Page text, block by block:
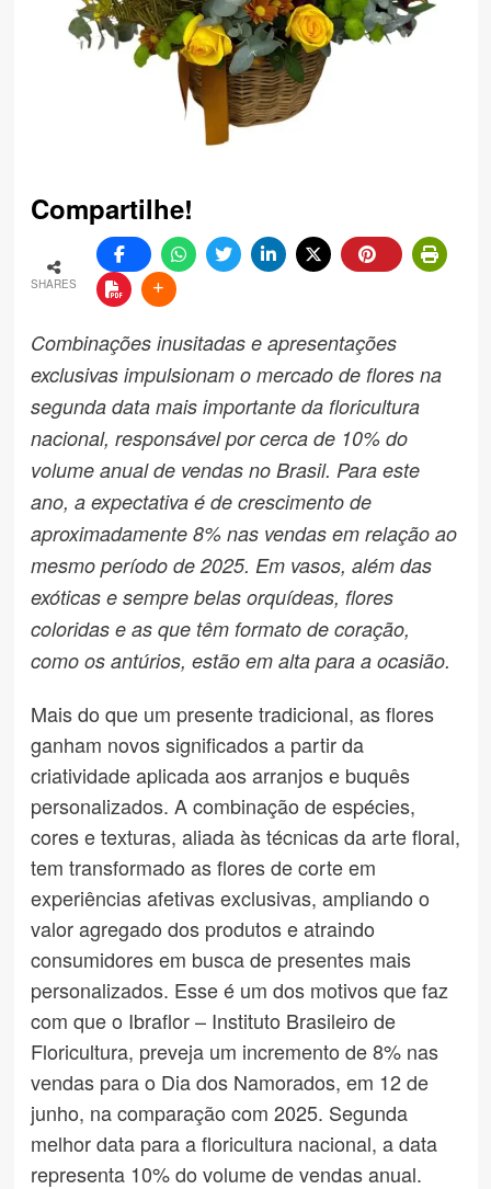
Compartilhe!
SHARES
Combinações inusitadas e apresentações
exclusivas impulsionam o mercado de flores na
segunda data mais importante da floricultura
nacional, responsável por cerca de 10% do
volume anual de vendas no Brasil. Para este
ano, a expectativa é de crescimento de
aproximadamente 8% nas vendas em relação ao
mesmo período de 2025. Em vasos, além das
exóticas e sempre belas orquídeas, flores
coloridas e as que têm formato de coração,
como os antúrios, estão em alta para a ocasião.
Mais do que um presente tradicional, as flores
ganham novos significados a partir da
criatividade aplicada aos arranjos e buquês
personalizados. A combinação de espécies,
cores e texturas, aliada às técnicas da arte floral,
tem transformado as flores de corte em
experiências afetivas exclusivas, ampliando o
valor agregado dos produtos e atraindo
consumidores em busca de presentes mais
personalizados. Esse é um dos motivos que faz
com que o Ibraflor – Instituto Brasileiro de
Floricultura, preveja um incremento de 8% nas
vendas para o Dia dos Namorados, em 12 de
junho, na comparação com 2025. Segunda
melhor data para a floricultura nacional, a data
representa 10% do volume de vendas anual.